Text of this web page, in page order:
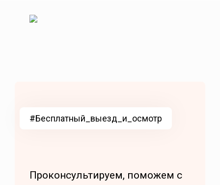
#Бесплатный_выезд_и_осмотр
Проконсультируем, поможем с